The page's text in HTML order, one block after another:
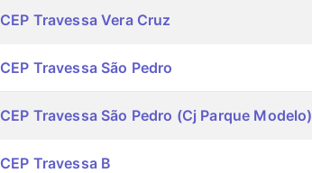
CEP Travessa Vera Cruz
CEP Travessa São Pedro
CEP Travessa São Pedro (Cj Parque Modelo)
CEP Travessa B